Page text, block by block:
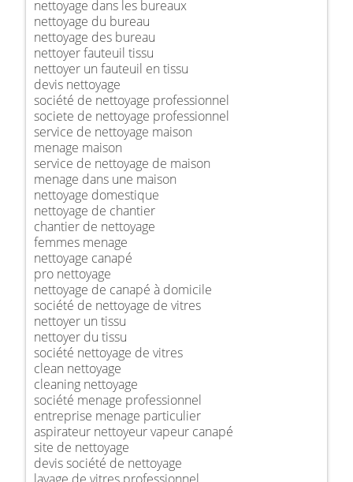
nettoyage dans les bureaux
nettoyage du bureau
nettoyage des bureau
nettoyer fauteuil tissu
nettoyer un fauteuil en tissu
devis nettoyage
société de nettoyage professionnel
societe de nettoyage professionnel
service de nettoyage maison
menage maison
service de nettoyage de maison
menage dans une maison
nettoyage domestique
nettoyage de chantier
chantier de nettoyage
femmes menage
nettoyage canapé
pro nettoyage
nettoyage de canapé à domicile
société de nettoyage de vitres
nettoyer un tissu
nettoyer du tissu
société nettoyage de vitres
clean nettoyage
cleaning nettoyage
société menage professionnel
entreprise menage particulier
aspirateur nettoyeur vapeur canapé
site de nettoyage
devis société de nettoyage
lavage de vitres professionnel